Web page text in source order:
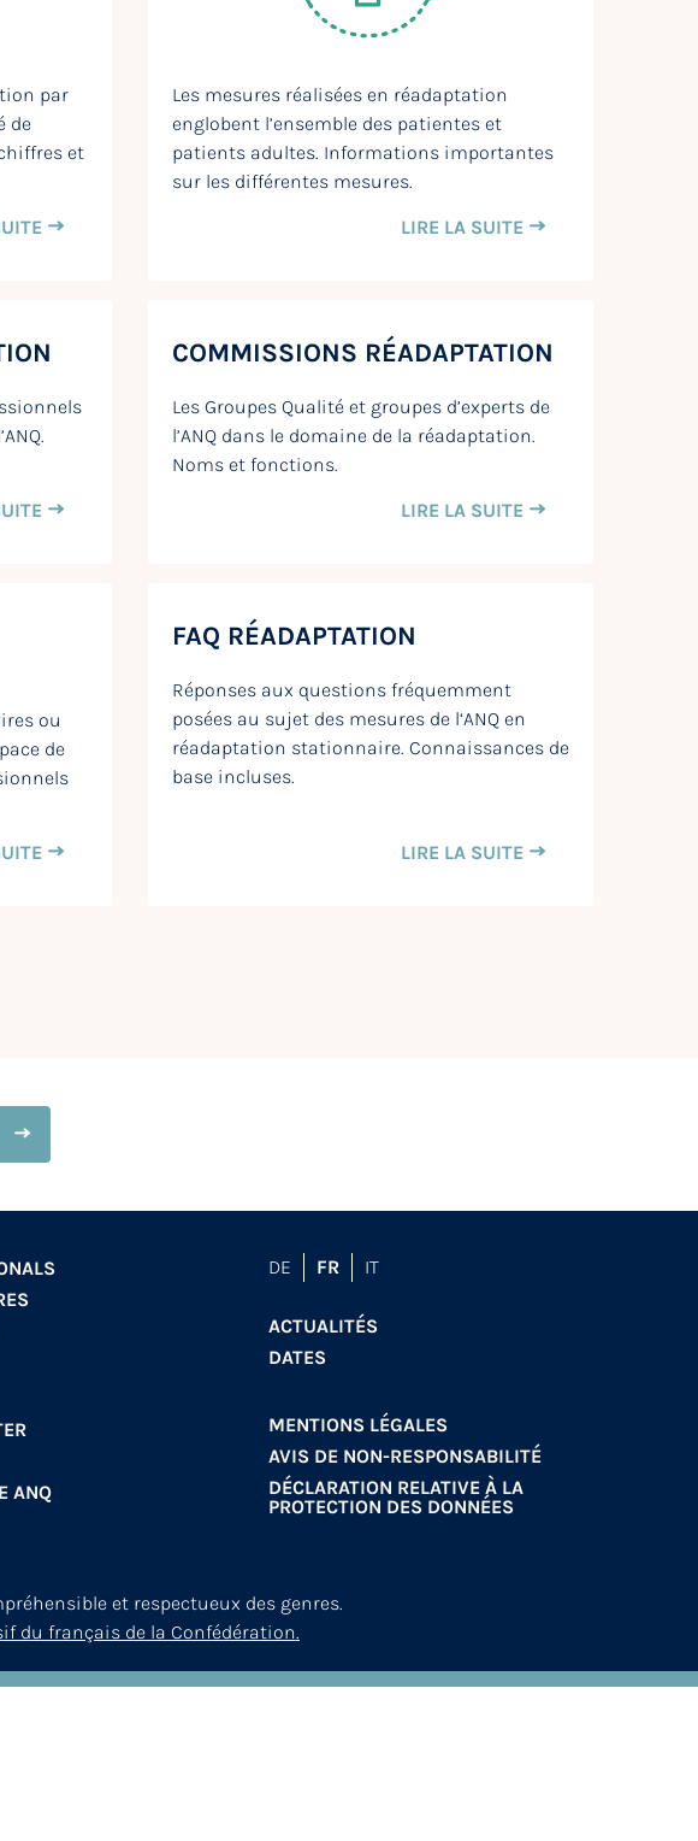
par
de
et
Les mesures réalisées en réadaptation
englobent l’ensemble des patientes et
patients adultes. Informations importantes
sur les différentes mesures.
LIRE LA SUITE
COMMISSIONS RÉADAPTATION
Les Groupes Qualité et groupes d’experts de
l’ANQ dans le domaine de la réadaptation.
Noms et fonctions.
LIRE LA SUITE
ou
de
FAQ RÉADAPTATION
Réponses aux questions fréquemment
posées au sujet des mesures de l‘ANQ en
réadaptation stationnaire. Connaissances de
base incluses.
LIRE LA SUITE
ANQ
DE FR IT
ACTUALITÉS
DATES
MENTIONS LÉGALES
AVIS DE NON-RESPONSABILITÉ
DÉCLARATION RELATIVE À LA
PROTECTION DES DONNÉES
et respectueux des genres.
du français de la Confédération.